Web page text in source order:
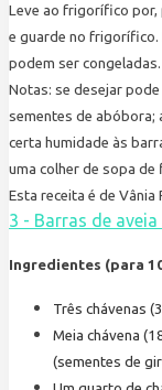
Leve ao frigorífico por,
e guarde no frigorífico.
podem ser congeladas.
Notas: se desejar
sementes de abóbora;
certa humidade às
uma colher de sopa de
Esta receita é de Vânia
3 - Barras de
Ingredientes (para
Três chávenas
Meia chávena
(sementes de